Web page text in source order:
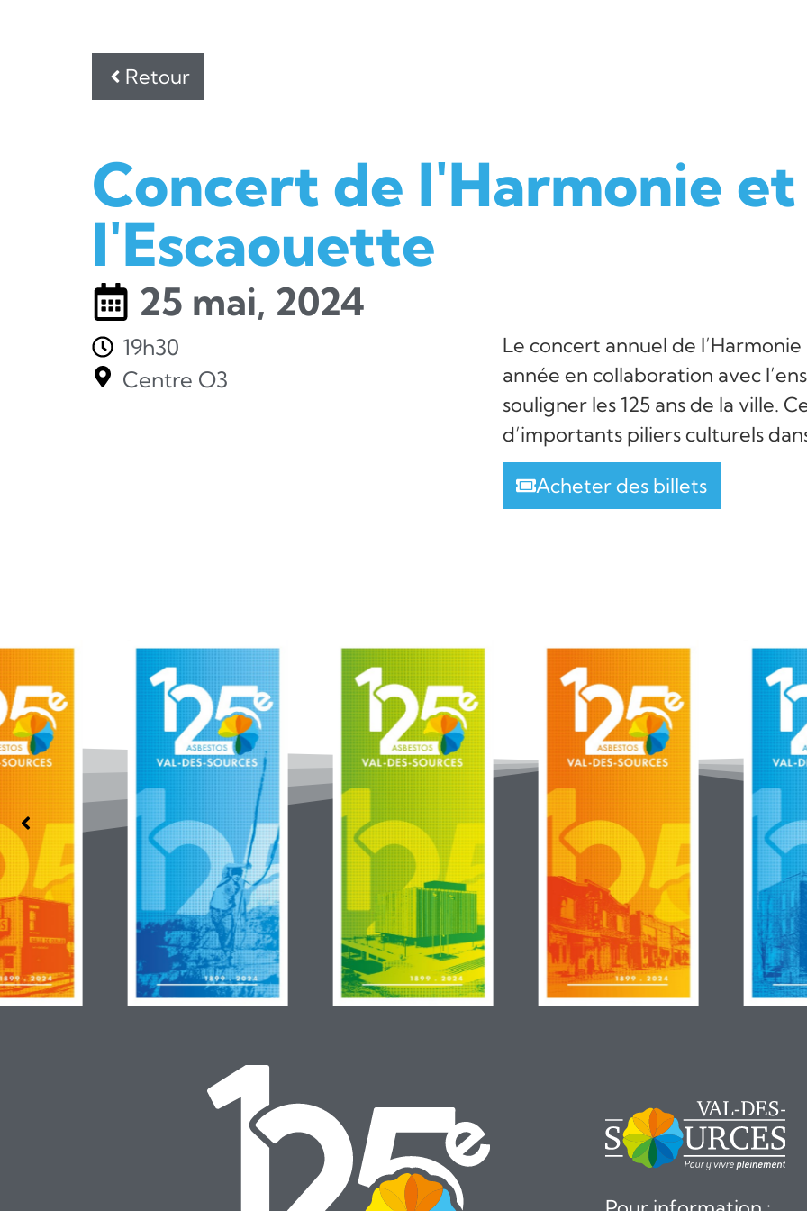
Retour
Concert de l'Harmonie
l'Escaouette
25 mai, 2024
19h30
Centre O3
Le concert annuel de
année en collaboration avec
souligner les 125 ans de la ville.
d’importants piliers culturels
Acheter des billets